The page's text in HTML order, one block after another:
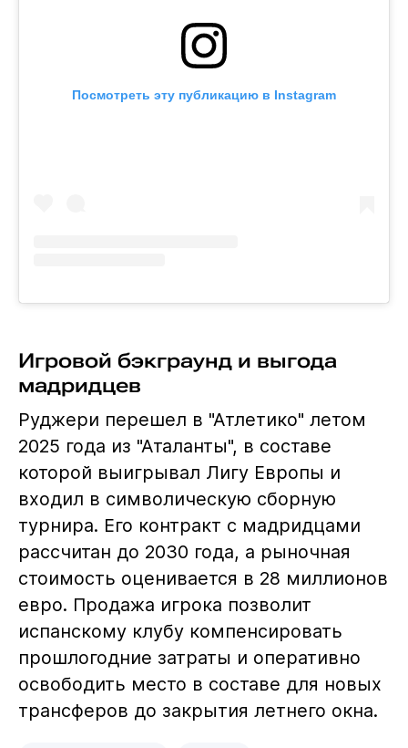
Посмотреть эту публикацию в Instagram
Игровой бэкграунд и выгода
мадридцев
Руджери перешел в "Атлетико" летом
2025 года из "Аталанты", в составе
которой выигрывал Лигу Европы и
входил в символическую сборную
турнира. Его контракт с мадридцами
рассчитан до 2030 года, а рыночная
стоимость оценивается в 28 миллионов
евро. Продажа игрока позволит
испанскому клубу компенсировать
прошлогодние затраты и оперативно
освободить место в составе для новых
трансферов до закрытия летнего окна.